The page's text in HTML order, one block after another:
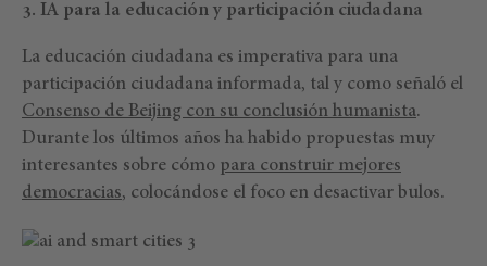
3. IA para la educación y participación ciudadana
La educación ciudadana es imperativa para una
participación ciudadana informada, tal y como señaló el
Consenso de Beijing con su conclusión humanista.
Durante los últimos años ha habido propuestas muy
interesantes sobre cómo para construir mejores
democracias, colocándose el foco en desactivar bulos.